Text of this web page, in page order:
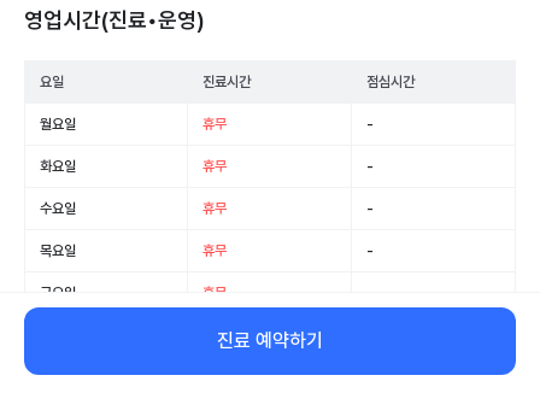
영업시간(진료•운영)
요일 진료시간 점심시간
월요일 휴무 -
화요일 휴무 -
수요일 휴무 -
목요일 휴무 -
금요일 휴무
휴무
일요일 휴무 -
진료 예약하기